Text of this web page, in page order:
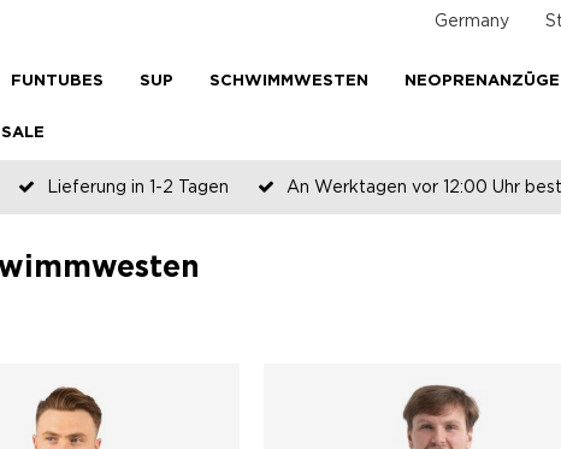
Germany
FUNTUBES SUP SCHWIMMWESTEN NEOPRENANZÜGE
SALE
Lieferung in 1-2 Tagen
An Werktagen vor 12:00 Uhr
Zahlen Sie später oder in Teilen